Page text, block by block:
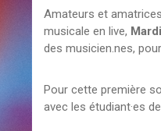
Amateurs et
musicale en live,
des musicien.nes,
Pour cette première
avec les étudiant·es